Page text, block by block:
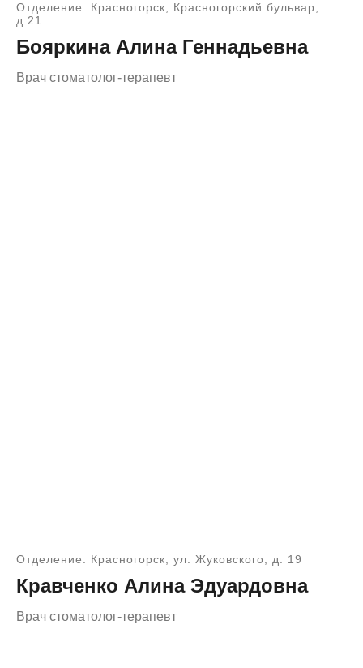
Отделение: Красногорск, Красногорский бульвар,
д.21
Бояркина Алина Геннадьевна
Врач стоматолог-терапевт
Отделение: Красногорск, ул. Жуковского, д. 19
Кравченко Алина Эдуардовна
Врач стоматолог-терапевт